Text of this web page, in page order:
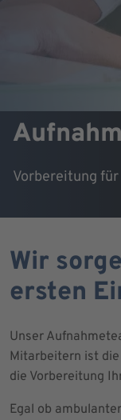
Vorbereitung
Wir
ersten
Unser
Mitarbeitern ist
die Vorbereitung
Egal ob